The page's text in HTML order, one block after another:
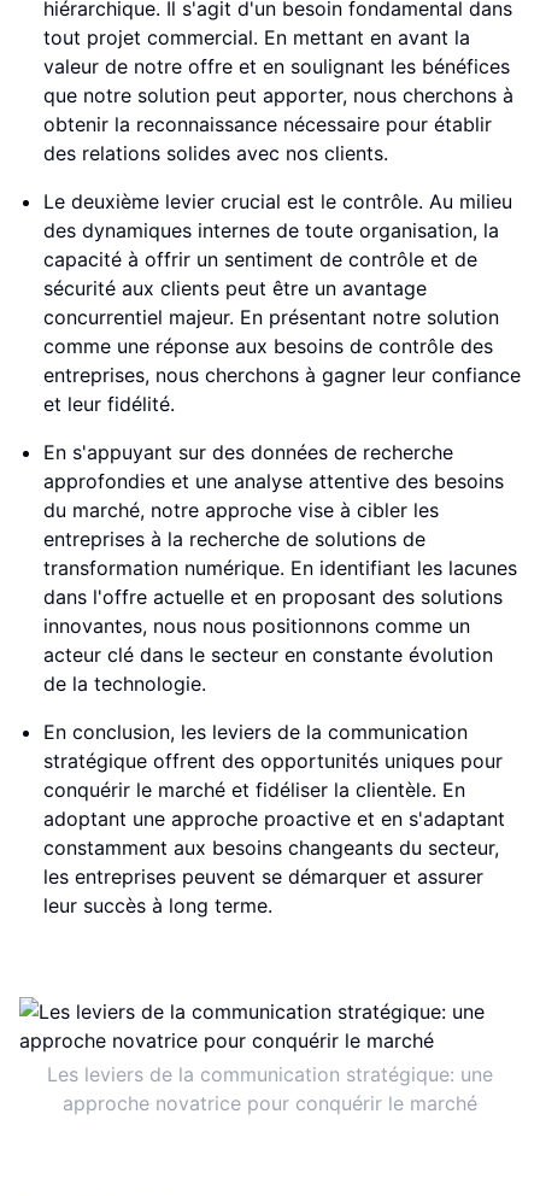
hiérarchique. Il s'agit d'un besoin fondamental dans
tout projet commercial. En mettant en avant la
valeur de notre offre et en soulignant les bénéfices
que notre solution peut apporter, nous cherchons à
obtenir la reconnaissance nécessaire pour établir
des relations solides avec nos clients.
Le deuxième levier crucial est le contrôle. Au milieu
des dynamiques internes de toute organisation, la
capacité à offrir un sentiment de contrôle et de
sécurité aux clients peut être un avantage
concurrentiel majeur. En présentant notre solution
comme une réponse aux besoins de contrôle des
entreprises, nous cherchons à gagner leur confiance
et leur fidélité.
En s'appuyant sur des données de recherche
approfondies et une analyse attentive des besoins
du marché, notre approche vise à cibler les
entreprises à la recherche de solutions de
transformation numérique. En identifiant les lacunes
dans l'offre actuelle et en proposant des solutions
innovantes, nous nous positionnons comme un
acteur clé dans le secteur en constante évolution
de la technologie.
En conclusion, les leviers de la communication
stratégique offrent des opportunités uniques pour
conquérir le marché et fidéliser la clientèle. En
adoptant une approche proactive et en s'adaptant
constamment aux besoins changeants du secteur,
les entreprises peuvent se démarquer et assurer
leur succès à long terme.
Les leviers de la communication stratégique: une
approche novatrice pour conquérir le marché